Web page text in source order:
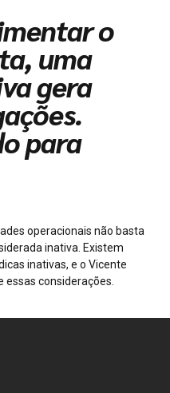
o
uma
gera
para
operacionais não basta
inativa. Existem
inativas, e o Vicente
essas considerações.